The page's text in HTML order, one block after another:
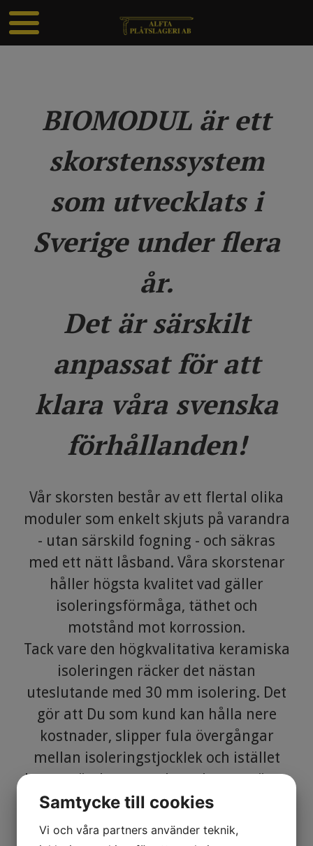
BIOMODUL är ett
skorstenssystem
som utvecklats i
Sverige under flera
år.
Det är särskilt
anpassat för att
klara våra svenska
förhållanden!
Vår skorsten består av ett flertal olika
moduler som enkelt skjuts på varandra
- utan särskild fogning - och säkras
med ett nätt låsband. Våra skorstenar
håller högsta kvalitet vad gäller
isoleringsförmåga, täthet och
motstånd mot korrossion.
Tack vare den högkvalitativa keramiska
isoleringen räcker det nästan
uteslutande med 30 mm isolering. Det
gör att Du som kund kan hålla nere
kostnader, slipper fula övergångar
mellan isoleringstjocklek och istället
kan använda en smalare skorsten även
på övervåningen. Det håller också ner
vikten, som är låga 8 kg per meter (med
Samtycke till cookies
Vi och våra partners använder teknik,